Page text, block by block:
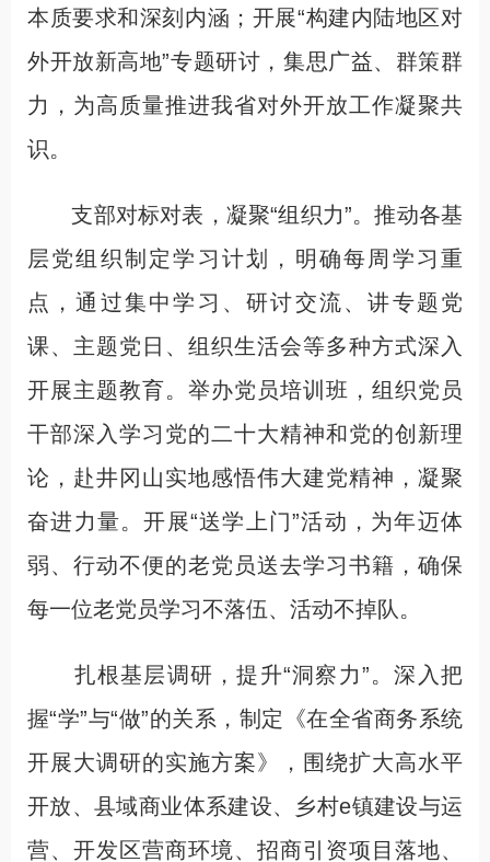
本质要求和深刻内涵；开展“构建内陆地区对
外开放新高地”专题研讨，集思广益、群策群
力，为高质量推进我省对外开放工作凝聚共
识。
支部对标对表，凝聚“组织力”。推动各基
层党组织制定学习计划，明确每周学习重
点，通过集中学习、研讨交流、讲专题党
课、主题党日、组织生活会等多种方式深入
开展主题教育。举办党员培训班，组织党员
干部深入学习党的二十大精神和党的创新理
论，赴井冈山实地感悟伟大建党精神，凝聚
奋进力量。开展“送学上门”活动，为年迈体
弱、行动不便的老党员送去学习书籍，确保
每一位老党员学习不落伍、活动不掉队。
扎根基层调研，提升“洞察力”。深入把
握“学”与“做”的关系，制定《在全省商务系统
开展大调研的实施方案》，围绕扩大高水平
开放、县域商业体系建设、乡村e镇建设与运
营、开发区营商环境、招商引资项目落地、